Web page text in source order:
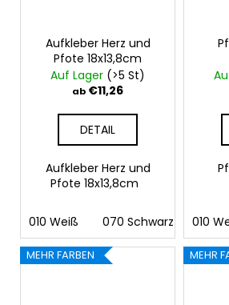
Aufkleber Herz und
Pfote 18x13,8cm
Auf Lager (>5 St)
ab €11,26
DETAIL
Aufkleber Herz und
Pfote 18x13,8cm
010 Weiß 070 Schwarz 090
010
MEHR FARBEN MEHR